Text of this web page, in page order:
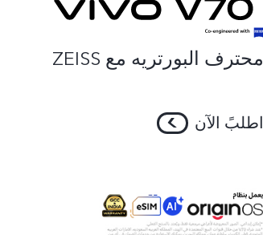
محترف البورتريه مع ZEISS
اطلبً الآن